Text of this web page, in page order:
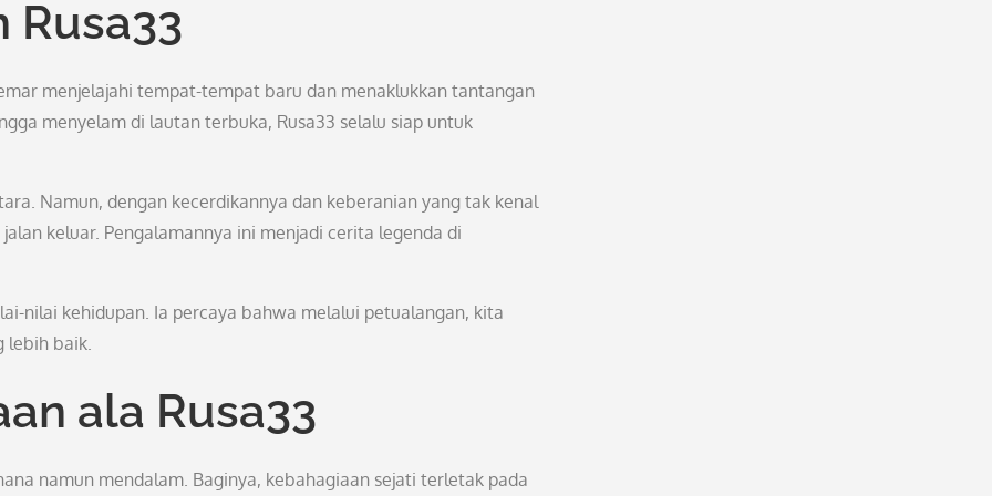
Rusa33
menjelajahi tempat-tempat baru dan menaklukkan tantangan
menyelam di lautan terbuka, Rusa33 selalu siap untuk
Namun, dengan kecerdikannya dan keberanian yang tak kenal
keluar. Pengalamannya ini menjadi cerita legenda di
nilai kehidupan. Ia percaya bahwa melalui petualangan, kita
lebih baik.
ala Rusa33
namun mendalam. Baginya, kebahagiaan sejati terletak pada